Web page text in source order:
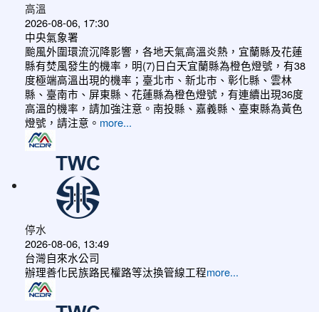
高溫
2026-08-06, 17:30
中央氣象署
颱風外圍環流沉降影響，各地天氣高溫炎熱，宜蘭縣及花蓮
縣有焚風發生的機率，明(7)日白天宜蘭縣為橙色燈號，有38
度極端高溫出現的機率；臺北市、新北市、彰化縣、雲林
縣、臺南市、屏東縣、花蓮縣為橙色燈號，有連續出現36度
高溫的機率，請加強注意。南投縣、嘉義縣、臺東縣為黃色
燈號，請注意。 more...
停水
2026-08-06, 13:49
台灣自來水公司
辦理善化民族路民權路等汰換管線工程more...